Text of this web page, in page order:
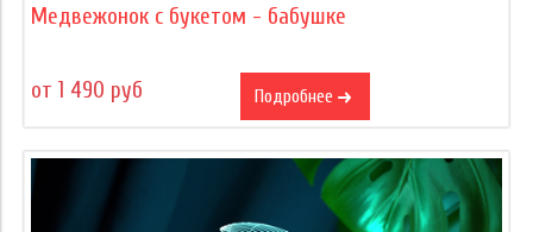
Медвежонок с букетом - бабушке
от 1 490 руб Подробнее